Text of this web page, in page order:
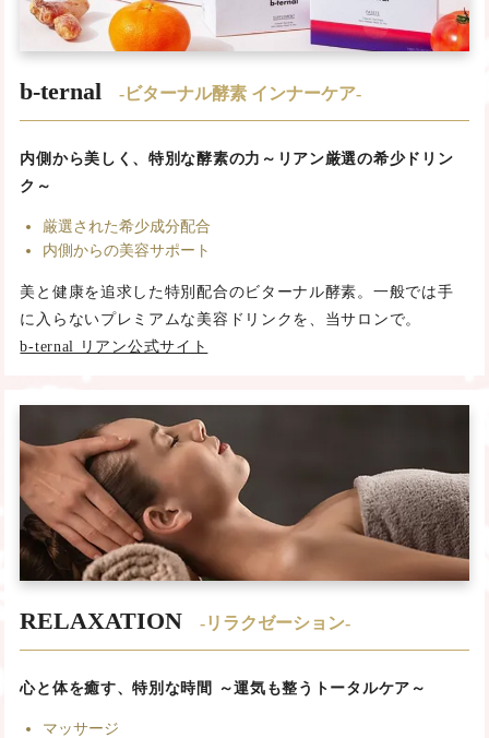
b-ternal -ビターナル酵素 インナーケア-
内側から美しく、特別な酵素の力～リアン厳選の希少ドリン
ク～
厳選された希少成分配合
内側からの美容サポート
美と健康を追求した特別配合のビターナル酵素。一般では手
に入らないプレミアムな美容ドリンクを、当サロンで。
b-ternal リアン公式サイト
RELAXATION -リラクゼーション-
心と体を癒す、特別な時間 ～運気も整うトータルケア～
マッサージ